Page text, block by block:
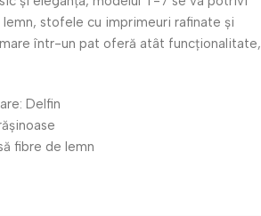
stofele cu imprimeuri rafinate și
într-un pat oferă atât funcționalitate,
Delfin
fibre de lemn